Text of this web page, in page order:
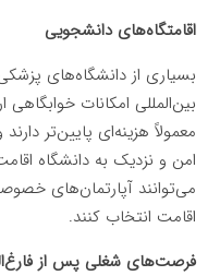
اقامتگاه‌های دانشجویی
بسیاری از دانشگاه‌های
بین‌المللی امکانات
معمولاً هزینه‌ای پایین‌تر
امن و نزدیک به دانشگاه
می‌توانند آپارتمان‌های
اقامت انتخاب کنند.
فرصت‌های شغلی پس از